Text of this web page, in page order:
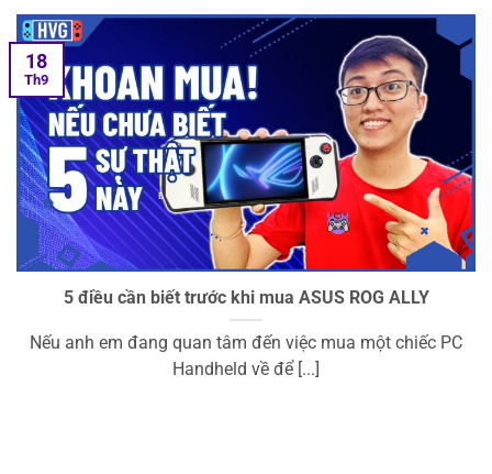
5 điều cần biết trước khi mua ASUS ROG ALLY
Nếu anh em đang quan tâm đến việc mua một chiếc PC
Handheld về để [...]
18
Th9